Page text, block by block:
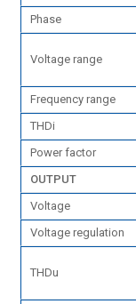
Phase
Voltage range
Frequency range
THDi
Power factor
OUTPUT
Voltage
Voltage regulation
THDu